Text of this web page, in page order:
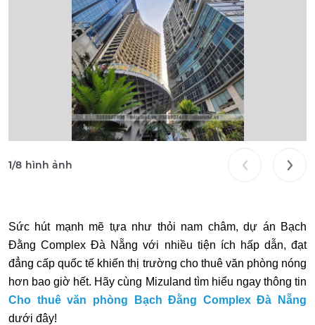
1/8 hình ảnh
Sức hút mạnh mẽ tựa như thỏi nam châm, dự án Bạch
Đằng Complex Đà Nẵng với nhiều tiện ích hấp dẫn, đạt
đẳng cấp quốc tế khiến thị trường cho thuê văn phòng nóng
hơn bao giờ hết. Hãy cùng Mizuland tìm hiểu ngay thông tin
Cho thuê văn phòng Bạch Đằng Complex Đà Nẵng
dưới đây!